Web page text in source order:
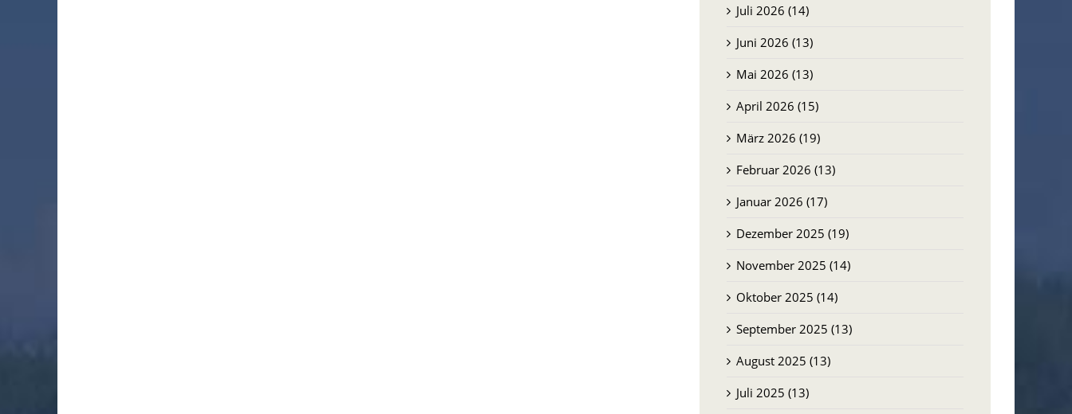
Juli 2026 (14)
Juni 2026 (13)
Mai 2026 (13)
April 2026 (15)
März 2026 (19)
Februar 2026 (13)
Januar 2026 (17)
Dezember 2025 (19)
November 2025 (14)
Oktober 2025 (14)
September 2025 (13)
August 2025 (13)
Juli 2025 (13)